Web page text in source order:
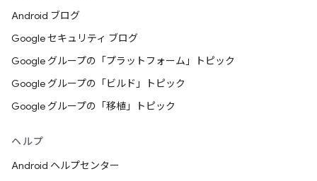
Android ブログ
Google セキュリティ ブログ
Google グループの「プラットフォーム」トピック
Google グループの「ビルド」トピック
Google グループの「移植」トピック
ヘルプ
Android ヘルプセンター